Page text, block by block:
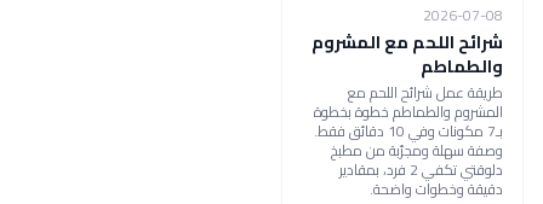
2026-07-08
شرائح اللحم مع المشروم
والطماطم
طريقة عمل شرائح اللحم مع
المشروم والطماطم خطوة بخطوة
بـ7 مكونات وفي 10 دقائق فقط.
وصفة سهلة ومجرّبة من مطبخ
دلوقتي تكفي 2 فرد، بمقادير
دقيقة وخطوات واضحة.